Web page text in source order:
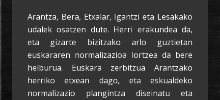
Arantza, Bera, Etxalar, Igantzi eta Lesakako
udalek osatzen dute. Herri erakundea da,
eta gizarte bizitzako arlo guztietan
euskararen normalizazioa lortzea da bere
helburua. Euskara zerbitzua Arantzako
herriko etxean dago, eta eskualdeko
normalizazio plangintza diseinatu eta